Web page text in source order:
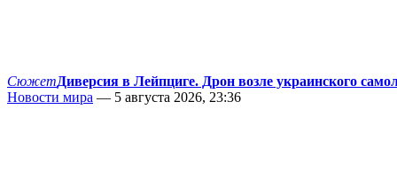
СюжетДиверсия в Лейпциге. Дрон возле украинского
Новости мира — 5 августа 2026, 23:36